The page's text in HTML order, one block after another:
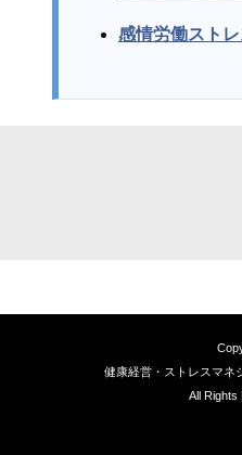
感情労働スト
健康経営・ストレスマネ
All Rights